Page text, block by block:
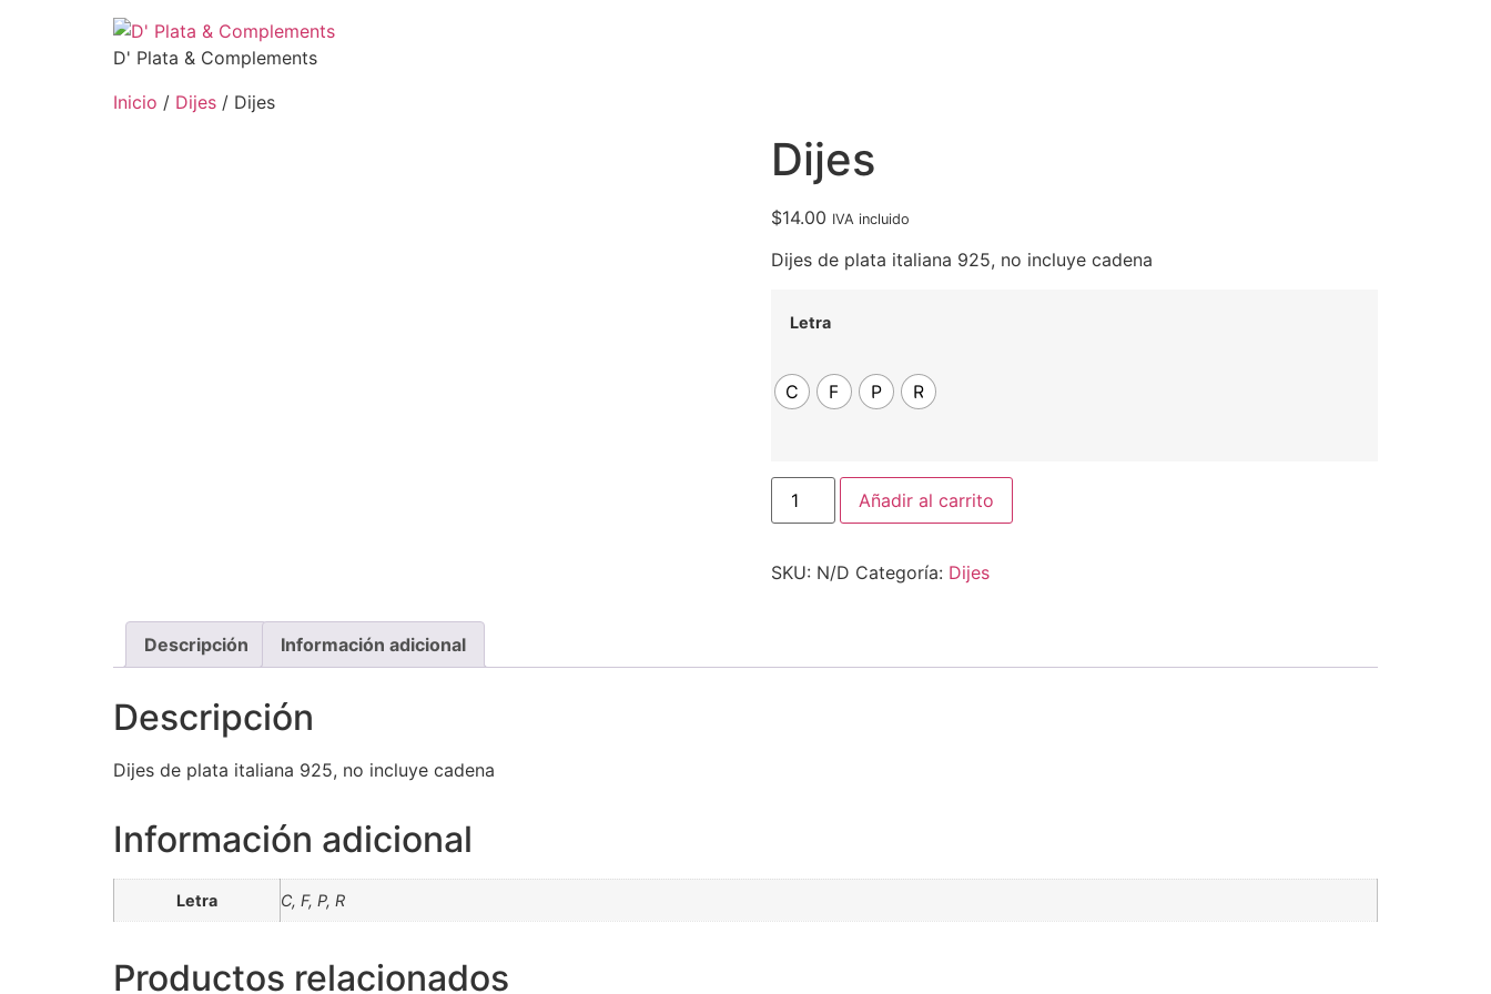
D' Plata & Complements
Inicio / Dijes / Dijes
Dijes
$14.00 IVA incluido
Dijes de plata italiana 925, no incluye cadena
Letra
C F P R
Añadir al carrito
SKU: N/D Categoría: Dijes
Descripción Información adicional
Descripción
Dijes de plata italiana 925, no incluye cadena
Información adicional
Letra C, F, P, R
Productos relacionados